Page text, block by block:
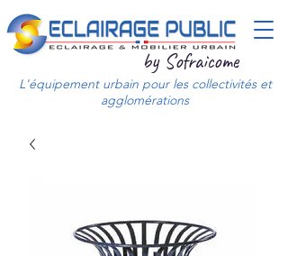
by Sofraicome
L'équipement urbain pour les collectivités et
agglomérations